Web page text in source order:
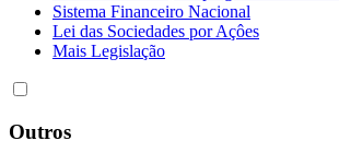
Sistema Financeiro Nacional
Lei das Sociedades por Açôes
Mais Legislação
Outros